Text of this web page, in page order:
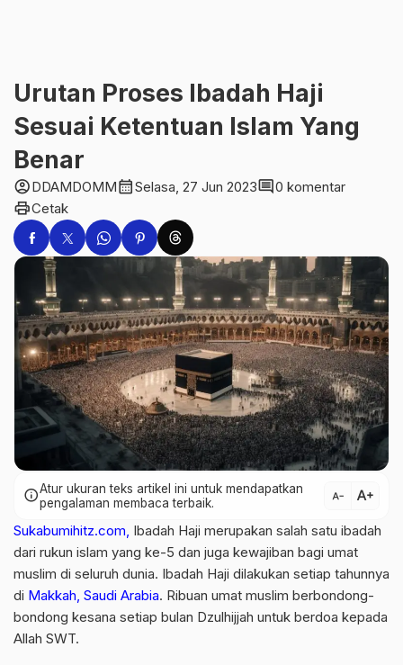
Urutan Proses Ibadah Haji
Sesuai Ketentuan Islam Yang
Benar
account_circleDDAMDOMMcalendar_monthSelasa, 27 Jun 2023comment0 komentar
printCetak
infoAtur ukuran teks artikel ini untuk mendapatkan
pengalaman membaca terbaik.
text_decrease text_increase
Sukabumihitz.com, Ibadah Haji merupakan salah satu ibadah
dari rukun islam yang ke-5 dan juga kewajiban bagi umat
muslim di seluruh dunia. Ibadah Haji dilakukan setiap tahunnya
di Makkah, Saudi Arabia. Ribuan umat muslim berbondong-
bondong kesana setiap bulan Dzulhijjah untuk berdoa kepada
Allah SWT.